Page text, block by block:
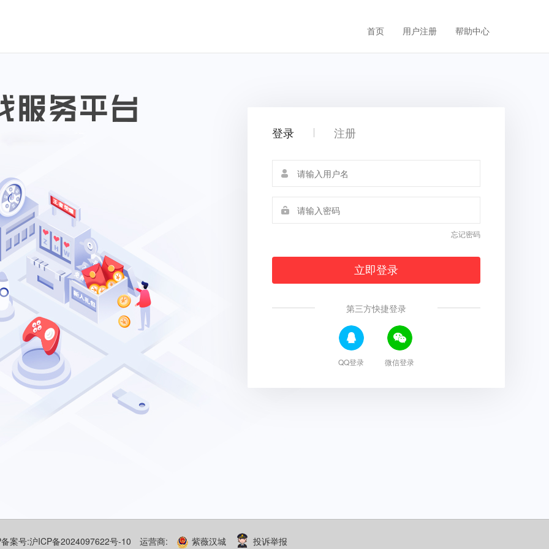
帮助中心
用户注册
首页
登录 注册
忘记密码
立即登录
第三方快捷登录
QQ登录 微信登录
案号:沪ICP备2024097622号-10 运营商: 紫薇汉城 投诉举报